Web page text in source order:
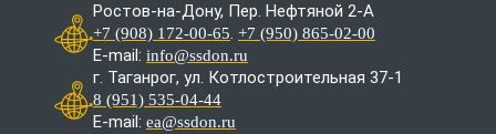
Ростов-на-Дону, Пер. Нефтяной 2-А
+7 (908) 172-00-65. +7 (950) 865-02-00
E-mail: info@ssdon.ru
г. Таганрог, ул. Котлостроительная 37-1
8 (951) 535-04-44
E-mail: ea@ssdon.ru